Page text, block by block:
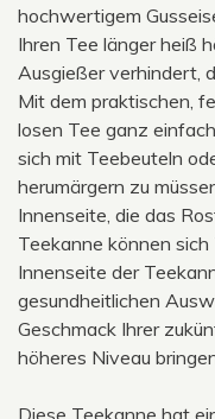
hochwertigem
Ihren Tee länger heiß
Ausgießer verhindert,
Mit dem praktischen,
losen Tee ganz
sich mit Teebeuteln
herumärgern zu
Innenseite, die das
Teekanne können
Innenseite der
gesundheitlichen
Geschmack Ihrer
höheres Niveau
Diese Teekanne hat